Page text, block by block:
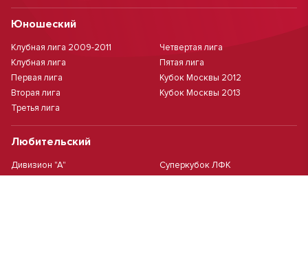
Юношеский
Клубная лига 2009-2011
Клубная лига
Первая лига
Вторая лига
Третья лига
Четвертая лига
Пятая лига
Кубок Москвы 2012
Кубок Москвы 2013
Любительский
Дивизион "А"
Суперкубок ЛФК